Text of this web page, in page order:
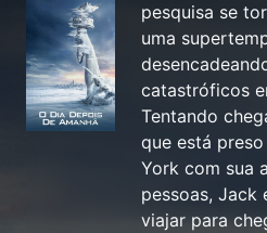
pesquisa se
uma
catastróficos
Tentando
que está
York com sua
pessoas, Jack
viajar para